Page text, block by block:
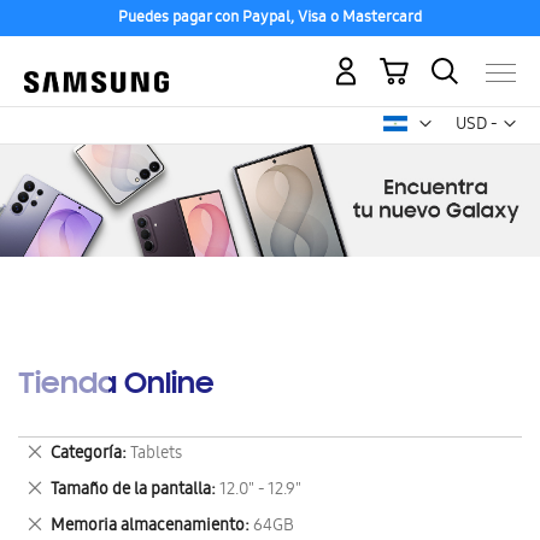
Puedes pagar con Paypal, Visa o Mastercard
USD -
dólar
Mi carrito
Tienda Online
Categoría Tablets
Eliminar
este
artículo
Tamaño de la pantalla 12.0" - 12.9"
Eliminar
este
Memoria almacenamiento 64GB
Eliminar